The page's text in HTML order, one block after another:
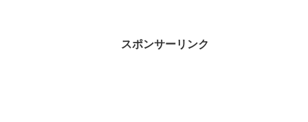
スポンサーリンク